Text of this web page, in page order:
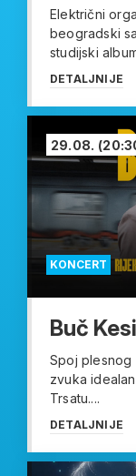
Električni
beogradski
studijski
DETALJNIJE
KONCERT
29.08.
Buč
Spoj plesnog
zvuka
Trsatu....
DETALJNIJE